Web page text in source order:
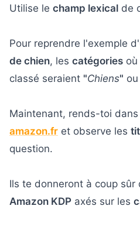
Utilise le champ lexical de
Pour reprendre l'exemple
de chien, les catégories
classé seraient "Chiens" ou
Maintenant, rends-toi dans
amazon.fr et observe les
question.
Ils te donneront à coup sûr
Amazon KDP axés sur les